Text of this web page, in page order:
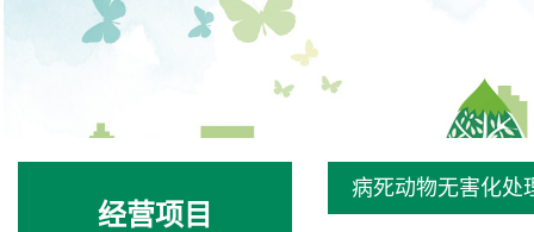
经营项目
病死动物无害化处